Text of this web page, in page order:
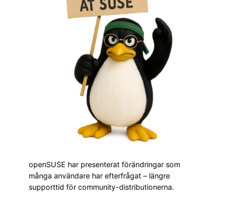
openSUSE har presenterat förändringar som
många användare har efterfrågat – längre
supporttid för community-distributionerna.